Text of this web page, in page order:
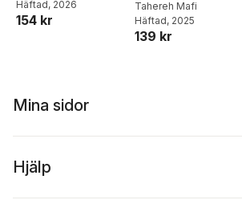
Häftad, 2026
154 kr
Republic)
Tahereh Mafi
Häftad, 2025
139 kr
Mina sidor
Hjälp